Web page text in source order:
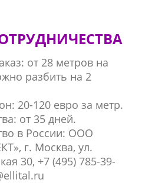
от 28 метров на
разбить на 2
20-120 евро за метр.
от 35 дней.
в России: ООО
г. Москва, ул.
30, +7 (495) 785-39-